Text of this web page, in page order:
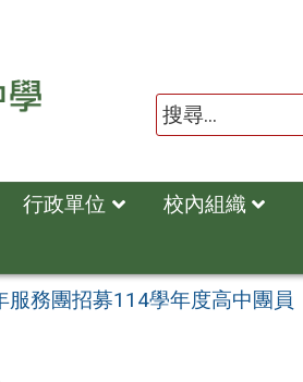
行政單位 校內組織
務團招募114學年度高中團員